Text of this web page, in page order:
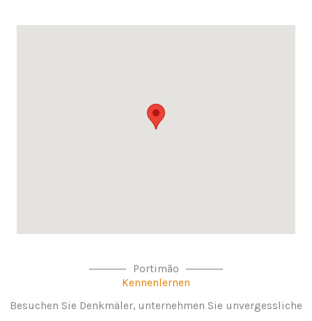
Portimão
Kennenlernen
Besuchen Sie Denkmäler, unternehmen Sie unvergessliche